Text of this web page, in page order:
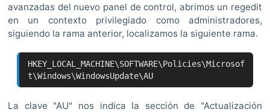
avanzadas del nuevo panel de control, abrimos un regedit
en un contexto privilegiado como administradores,
siguiendo la rama anterior, localizamos la siguiente rama.
HKEY_LOCAL_MACHINE\SOFTWARE\Policies\Microsof
t\Windows\WindowsUpdate\AU
La clave "AU" nos indica la sección de "Actualización